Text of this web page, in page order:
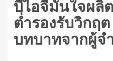
บีไอจีมั่นใจผลิ
ต่ำรองรับวิกฤ
บทบาทจากผู้จ